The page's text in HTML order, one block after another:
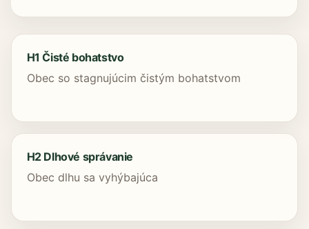
H1 Čisté bohatstvo
Obec so stagnujúcim čistým bohatstvom
H2 Dlhové správanie
Obec dlhu sa vyhýbajúca